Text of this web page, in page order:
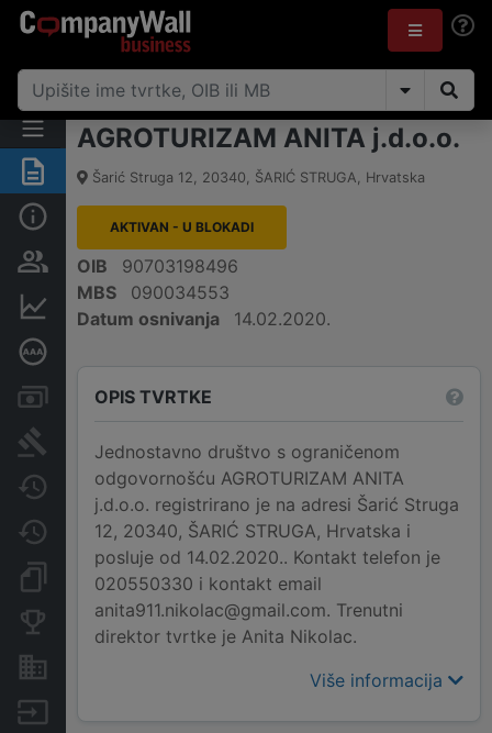
Sažetak
Osobe i vlasništvo
Računi i blokade
Sudske objave
Javne nabavke
Promjene
Dokumenti i objave
Konkurentske tvrtke
AGROTURIZAM ANITA j.d.o.o.
Šarić Struga 12, 20340, ŠARIĆ STRUGA, Hrvatska
AKTIVAN - U BLOKADI
OIB
90703198496
MBS
090034553
Datum osnivanja
14.02.2020.
OPIS TVRTKE
Jednostavno društvo s ograničenom
odgovornošću AGROTURIZAM ANITA
j.d.o.o. registrirano je na adresi Šarić Struga
12, 20340, ŠARIĆ STRUGA, Hrvatska i
posluje od 14.02.2020.. Kontakt telefon je
020550330 i kontakt email
anita911.nikolac@gmail.com. Trenutni
direktor tvrtke je Anita Nikolac.
Više informacija